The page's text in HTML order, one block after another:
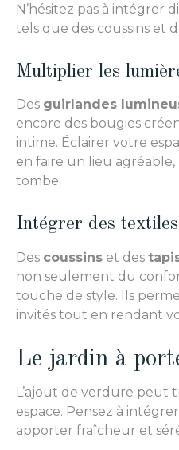
N’hésitez pas à intégrer
tels que des coussins et
Multiplier les
Des guirlandes
encore des bougies
intime. Éclairer votre
en faire un lieu
tombe.
Intégrer des
Des coussins et des
non seulement du
touche de style. Ils
invités tout en rendant
Le jardin à
L’ajout de verdure peut
espace. Pensez à
apporter fraîcheur et